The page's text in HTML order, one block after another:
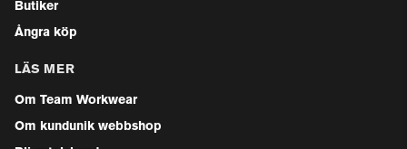
Butiker
Ångra köp
LÄS MER
Om Team Workwear
Om kundunik webbshop